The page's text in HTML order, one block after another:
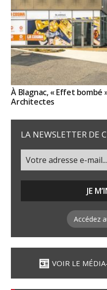
À Blagnac, « Effet bombé
Architectes
LA NEWSLETTER DE
Accédez
VOIR LE